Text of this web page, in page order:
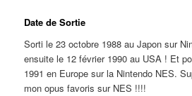
Date de Sortie
Sorti le 23 octobre 1988 au Japon sur
ensuite le 12 février 1990 au USA ! Et
1991 en Europe sur la Nintendo NES.
mon opus favoris sur NES !!!!